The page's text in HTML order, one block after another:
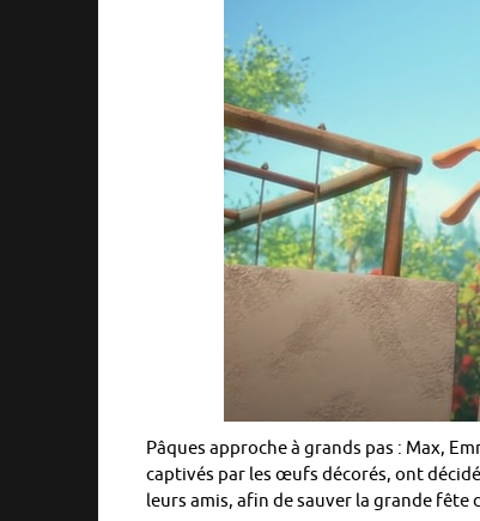
Pâques approche à grands pas : Max,
captivés par les œufs décorés, ont
leurs amis, afin de sauver la grande fête